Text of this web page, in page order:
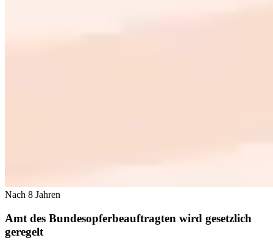
Nach 8 Jahren
Amt des Bundesopferbeauftragten wird gesetzlich
geregelt